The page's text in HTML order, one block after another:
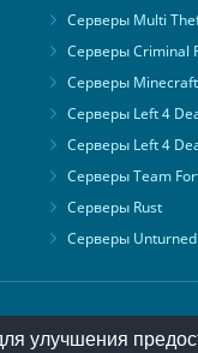
Серверы Multi
Серверы Criminal
Серверы Minecraft
Серверы Left 4
Серверы Left 4
Серверы Team
Серверы Rust
Серверы Unturned
улучшения